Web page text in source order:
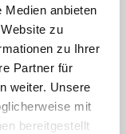
Medien anbieten
zu
zu Ihrer
Partner für
weiter. Unsere
mit
bereitgestellt